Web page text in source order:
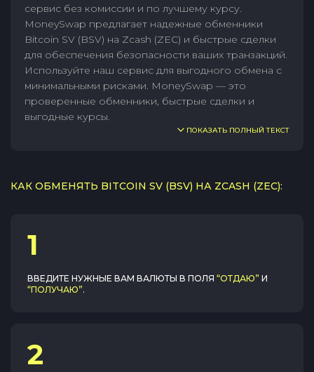
сервис без комиссии и по лучшему курсу.
MoneySwap предлагает надежные обменники
Bitcoin SV (BSV) на Zcash (ZEC) и быстрые сделки
для обеспечения безопасности ваших транзакций.
Используйте наш сервис для выгодного обмена с
минимальными рисками. MoneySwap — это
проверенные обменники, быстрые сделки и
выгодные курсы.
ПОКАЗАТЬ ПОЛНЫЙ ТЕКСТ
КАК ОБМЕНЯТЬ BITCOIN SV (BSV) НА ZCASH (ZEC):
1
ВВЕДИТЕ НУЖНЫЕ ВАМ ВАЛЮТЫ В ПОЛЯ “ОТДАЮ” И
“ПОЛУЧАЮ”.
2